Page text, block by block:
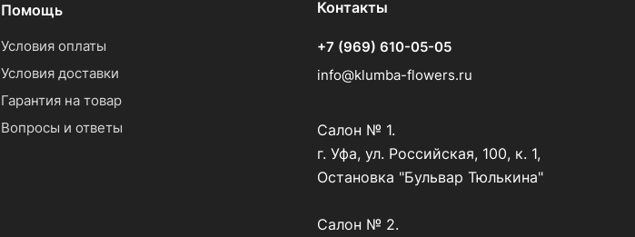
Помощь
Условия оплаты
Условия доставки
Гарантия на товар
Вопросы и ответы
Контакты
+7 (969) 610-05-05
info@klumba-flowers.ru
Салон № 1.
г. Уфа, ул. Российская, 100, к. 1,
Остановка "Бульвар Тюлькина"
Салон № 2.